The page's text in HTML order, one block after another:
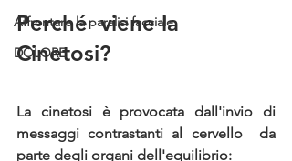
Affrontare la paralisi facciale
DOLORE
Perché  viene la
Cinetosi?
messaggi contrastanti al cervello
da
parte degli organi dell'equilibrio: